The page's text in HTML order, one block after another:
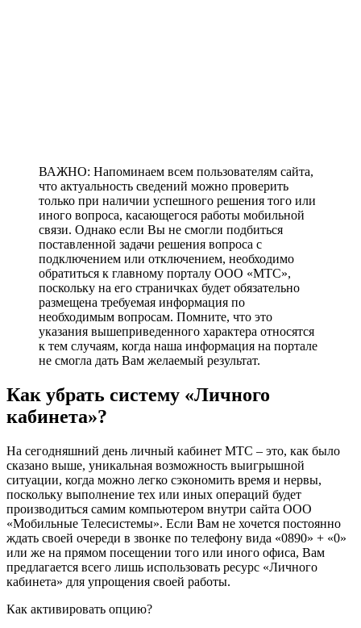
ВАЖНО: Напоминаем всем пользователям сайта,
что актуальность сведений можно проверить
только при наличии успешного решения того или
иного вопроса, касающегося работы мобильной
связи. Однако если Вы не смогли подбиться
поставленной задачи решения вопроса с
подключением или отключением, необходимо
обратиться к главному порталу ООО «МТС»,
поскольку на его страничках будет обязательно
размещена требуемая информация по
необходимым вопросам. Помните, что это
указания вышеприведенного характера относятся
к тем случаям, когда наша информация на портале
не смогла дать Вам желаемый результат.
Как убрать систему «Личного
кабинета»?
На сегодняшний день личный кабинет МТС – это, как было
сказано выше, уникальная возможность выигрышной
ситуации, когда можно легко сэкономить время и нервы,
поскольку выполнение тех или иных операций будет
производиться самим компьютером внутри сайта ООО
«Мобильные Телесистемы». Если Вам не хочется постоянно
ждать своей очереди в звонке по телефону вида «0890» + «0»
или же на прямом посещении того или иного офиса, Вам
предлагается всего лишь использовать ресурс «Личного
кабинета» для упрощения своей работы.
Как активировать опцию?